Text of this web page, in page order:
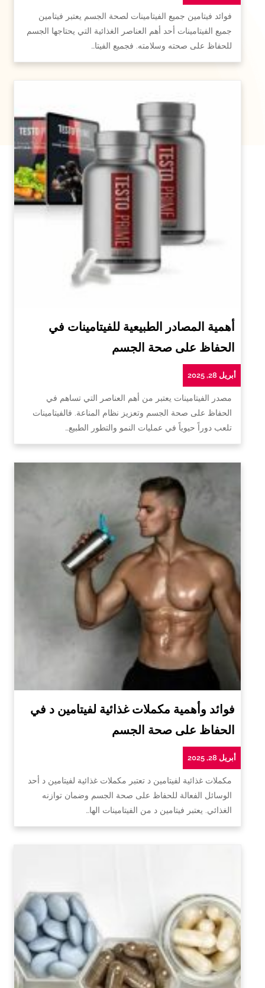
فوائد فيتامين جميع الفيتامينات لصحة الجسم يعتبر فيتامين
جميع الفيتامينات أحد أهم العناصر الغذائية التي يحتاجها الجسم
للحفاظ على صحته وسلامته. فجميع الفيتا…
أهمية المصادر الطبيعية للفيتامينات في
الحفاظ على صحة الجسم
أبريل 28, 2025
مصدر الفيتامينات يعتبر من أهم العناصر التي تساهم في
الحفاظ على صحة الجسم وتعزيز نظام المناعة. فالفيتامينات
تلعب دوراً حيوياً في عمليات النمو والتطور الطبيع…
فوائد وأهمية مكملات غذائية لفيتامين د في
الحفاظ على صحة الجسم
أبريل 28, 2025
مكملات غذائية لفيتامين د تعتبر مكملات غذائية لفيتامين د أحد
الوسائل الفعالة للحفاظ على صحة الجسم وضمان توازنه
الغذائي. يعتبر فيتامين د من الفيتامينات الها…